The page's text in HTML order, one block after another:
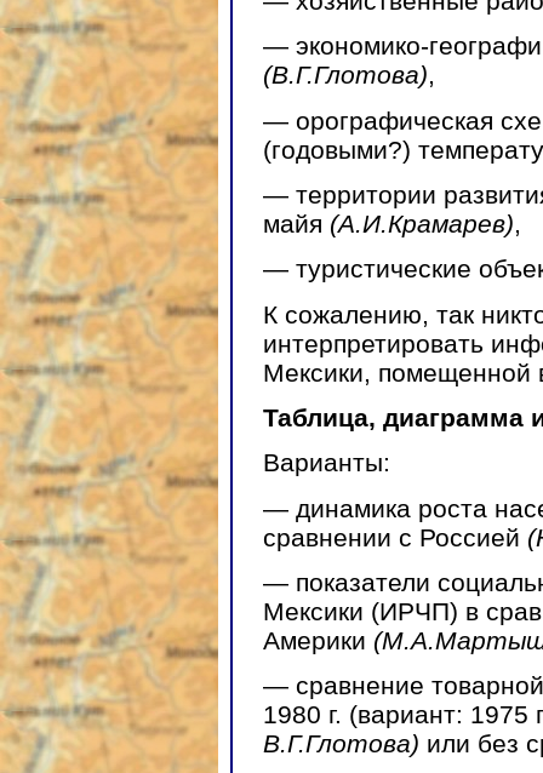
— экономико-
(В.Г.Глотова),
— орографическая
(годовыми?)
— территории
майя (А.И.Крамарев),
— туристические
К сожалению, так
интерпретировать
Мексики,
Таблица, диаграмма
Варианты:
— динамика роста
сравнении с Россией
— показатели
Мексики (ИРЧП) в
Америки
— сравнение
1980 г. (вариант: 1975
В.Г.Глотова) или без